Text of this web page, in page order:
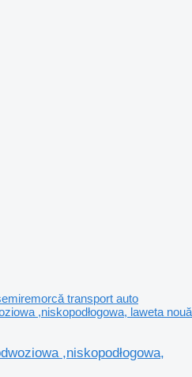
transport auto
,niskopodłogowa, laweta nouă
,niskopodłogowa,